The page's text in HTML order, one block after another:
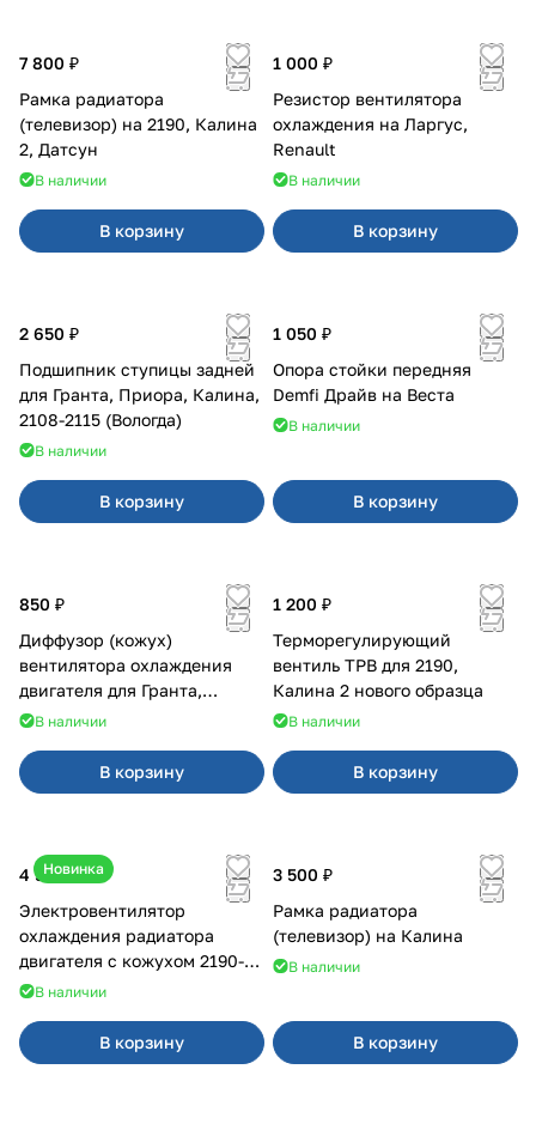
7 800 ₽
Рамка радиатора
(телевизор) на 2190, Калина
2, Датсун
В наличии
В корзину
1 000 ₽
Резистор вентилятора
охлаждения на Ларгус,
Renault
В наличии
В корзину
2 650 ₽
Подшипник ступицы задней
для Гранта, Приора, Калина,
2108-2115 (Вологда)
В наличии
В корзину
1 050 ₽
Опора стойки передняя
Demfi Драйв на Веста
В наличии
В корзину
850 ₽
Диффузор (кожух)
вентилятора охлаждения
двигателя для Гранта,
Калина-2, Датсун нового
В наличии
В корзину
1 200 ₽
Терморегулирующий
вентиль ТРВ для 2190,
Калина 2 нового образца
В наличии
В корзину
Новинка
4 550 ₽
Электровентилятор
охлаждения радиатора
двигателя с кожухом 2190-
2194 н/о с кондиционером
В наличии
В корзину
3 500 ₽
Рамка радиатора
(телевизор) на Калина
В наличии
В корзину